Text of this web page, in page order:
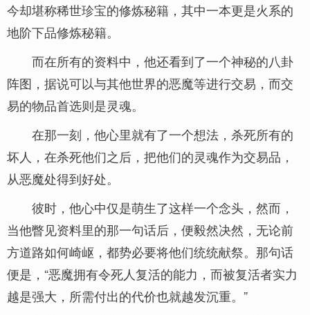
今却堪称稀世珍宝的修炼秘籍，其中一本更是火系的
地阶下品修炼秘籍。
而在所有的资料中，他还看到了一个神秘的八卦
阵图，据说可以与其他世界的恶魔等进行交易，而交
易的物品首选则是灵魂。
在那一刻，他心里就有了一个想法，杀死所有的
坏人，在杀死他们之后，把他们的灵魂作为交易品，
从恶魔处得到好处。
彼时，他心中仅是萌生了这样一个念头，然而，
当他瞥见资料里的那一句话后，便毅然决然，无论前
方道路如何崎岖，都势必要将他们统统献祭。那句话
便是，“恶魔拥有令死人复活的能力，而被复活者实力
越是强大，所需付出的代价也就越发沉重。”